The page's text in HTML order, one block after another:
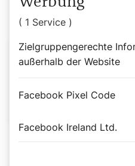
Autor:
Redaktion
( 1 Service )
Zielgruppengerechte
außerhalb der Website
Facebook Pixel Code
Facebook Ireland Ltd.